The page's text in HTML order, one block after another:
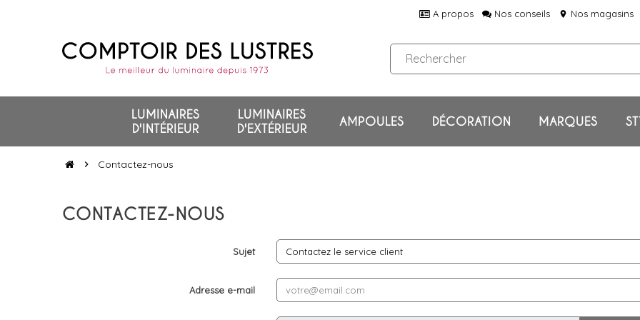
A propos Nos conseils location_on Nos magasins
LUMINAIRES
D'INTÉRIEUR
LUMINAIRES
D'EXTÉRIEUR
AMPOULES DÉCORATION MARQUES
chevron_right Contactez-nous
CONTACTEZ-NOUS
Sujet
Adresse e-mail